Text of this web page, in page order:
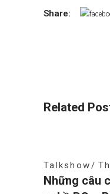
Share:
Related
Talkshow
Những câu